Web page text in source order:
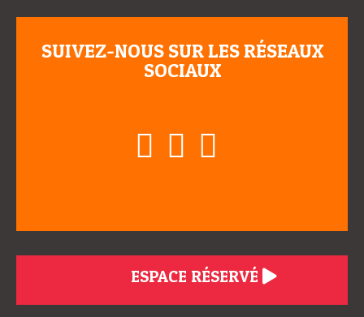
SUIVEZ-NOUS SUR LES RÉSEAUX
SOCIAUX
ESPACE RÉSERVÉ